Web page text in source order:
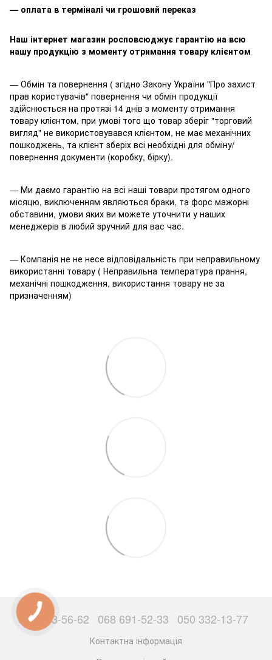
— оплата в терміналі чи грошовий переказ
Наш інтернет магазин росповсюджує гарантію на всю
нашу продукцію з моменту отримання товару клієнтом
— Обмін та повернення ( згідно Закону України "Про захист
прав користувачів" повернення чи обмін продукції
здійснюється на протязі 14 днів з моменту отримання
товару клієнтом, при умові того що товар зберіг "торговий
вигляд" не використовувався клієнтом, не має механічних
пошкоджень, та клієнт зберіх всі необхідні для обміну/
повернення документи (коробку, бірку).
— Ми даємо гарантію на всі наші товари протягом одного
місяцю, виключенням являються браки, та форс мажорні
обставини, умови яких ви можете уточнити у наших
менеджерів в любий зручний для вас час.
— Компанія не не несе відповідальність при неправильному
використанні товару ( Неправильна температура прання,
механічні пошкодження, використання товару не за
призначенням)
063 503-56-62 068 691-52-33 050 332-13-77
Контактна інформація